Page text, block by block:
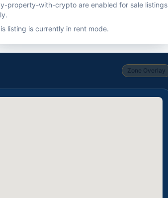
property-with-crypto are enabled for sale listings
listing is currently in rent mode.
Zone Overlay